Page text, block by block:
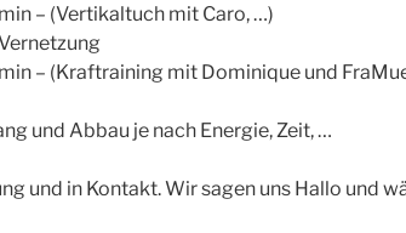
– (Vertikaltuch mit Caro, …)
– (Kraftraining mit Dominique und
und Abbau je nach Energie, Zeit, …
und in Kontakt. Wir sagen uns Hallo und